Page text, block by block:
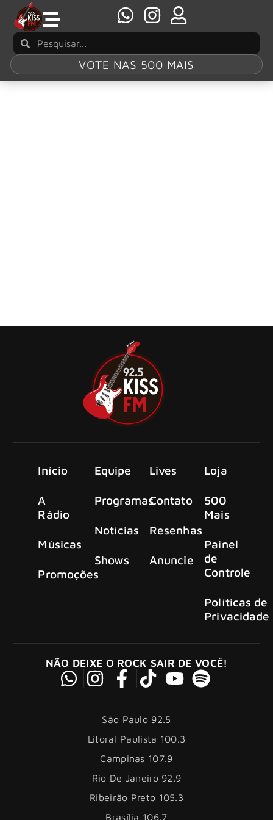
VOTE NAS 500 MAIS
Início
A
Rádio
Músicas
Promoções
Equipe
Programas
Notícias
Shows
Lives
Contato
Resenhas
Anuncie
Loja
500
Mais
Painel
de
Controle
Políticas de
Privacidade
NÃO DEIXE O ROCK SAIR DE VOCÊ!
São Paulo 92.5
Litoral Paulista 100.3
Campinas 107.9
Rio De Janeiro 92.9
Ribeirão Preto 105.3
Brasília 106.7